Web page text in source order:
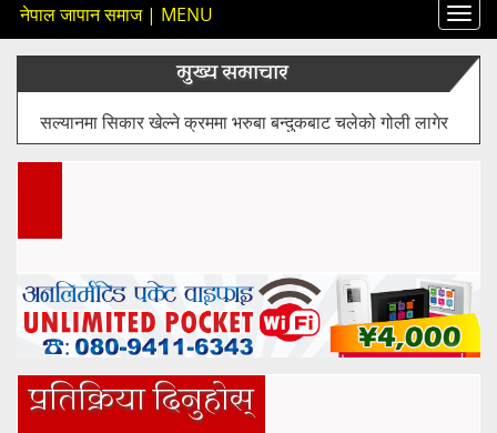
नेपाल जापान समाज | MENU
मुख्य समाचार
सल्यानमा सिकार खेल्ने क्रममा भरुबा बन्दुकबाट चलेको गोली लागेर
एक जनाको मृत्यु
प्रतिक्रिया दिनुहोस्